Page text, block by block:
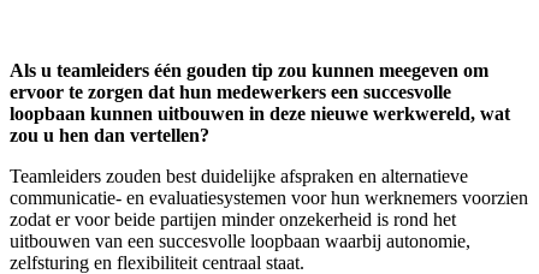
Als u teamleiders één gouden tip zou kunnen meegeven om
ervoor te zorgen dat hun medewerkers een succesvolle
loopbaan kunnen uitbouwen in deze nieuwe werkwereld, wat
zou u hen dan vertellen?
Teamleiders zouden best duidelijke afspraken en alternatieve
communicatie- en evaluatiesystemen voor hun werknemers voorzien
zodat er voor beide partijen minder onzekerheid is rond het
uitbouwen van een succesvolle loopbaan waarbij autonomie,
zelfsturing en flexibiliteit centraal staat.